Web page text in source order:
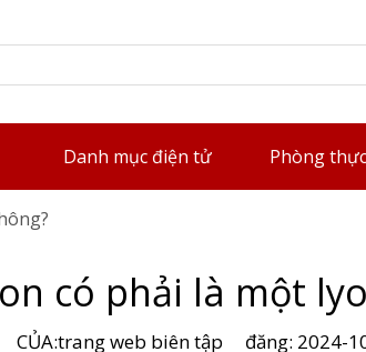
Danh mục điện tử Phòng
có phải là một
CỦA:trang web biên tập đăng: 2024-